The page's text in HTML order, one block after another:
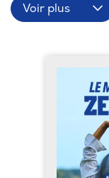
Voir plus